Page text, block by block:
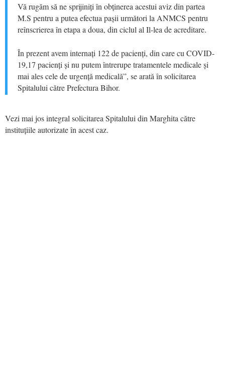
Vă rugăm să ne sprijiniți în obținerea acestui aviz din partea
M.S pentru a putea efectua pașii următori la ANMCS pentru
reînscrierea în etapa a doua, din ciclul al Il-lea de acreditare.
În prezent avem internați 122 de pacienți, din care cu COVID-
19,17 pacienți și nu putem întrerupe tratamentele medicale și
mai ales cele de urgență medicală”, se arată în solicitarea
Spitalului către Prefectura Bihor.
Vezi mai jos integral solicitarea Spitalului din Marghita către
instituțiile autorizate în acest caz.